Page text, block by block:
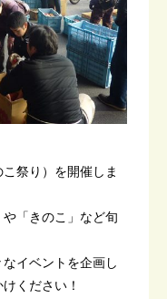
祭り）を開催しま
「きのこ」など旬
イベントを企画し
ください！